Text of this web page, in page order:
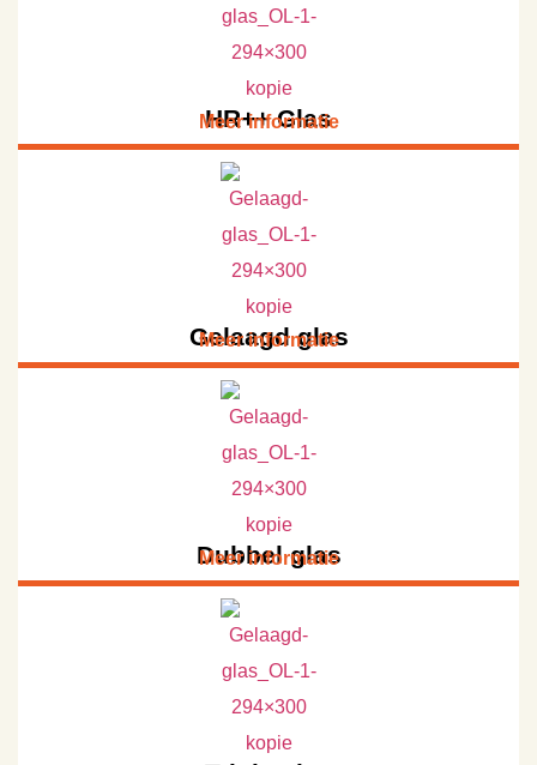
HR++ Glas
Meer informatie
Gelaagd glas
Meer informatie
Dubbel glas
Meer informatie